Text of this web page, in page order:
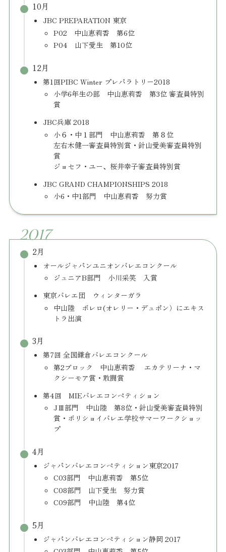
10月
JBC PREPARATION 東京
P02 中山恵莉香 第6位
P04 山下愛生 第10位
12月
第1回PIBC Winter プレパラトリー2018
小学6年生の部 中山恵莉香 第3位 審査員特別
賞
JBC兵庫 2018
小６・中１部門 中山恵莉香 第８位
左右木健一審査員特別賞・針山愛美審査員特別
賞
ジョセフ・ユー、桜井幸子審査員特別賞
JBC GRAND CHAMPIONSHIPS 2018
小6・中1部門 中山恵莉香 努力賞
2017
2月
オールジャパンユニオンバレエコンクール
ジュニアB部門 小川采笑 入賞
東京バレエ団 ウィンターガラ
中山陸 ボレロ(オレリー・デュポン）にエキス
トラ出演
3月
第7回 全国鎌倉バレエコンクール
第2ブロック 中山恵莉香 エカテリーナ・マ
クシーモア賞・敢闘賞
第4回 MIEバレエコンペティション
JⅢ部門 中山陸 第8位・針山愛美審査員特別
賞・ボリショイバレエ学校サマーワークショッ
プ
4月
ジャパンバレエコンペティション東京2017
C03部門 中山恵莉香 第5位
C08部門 山下愛生 努力賞
C09部門 中山陸 第4位
5月
ジャパンバレエコンペティション静岡 2017